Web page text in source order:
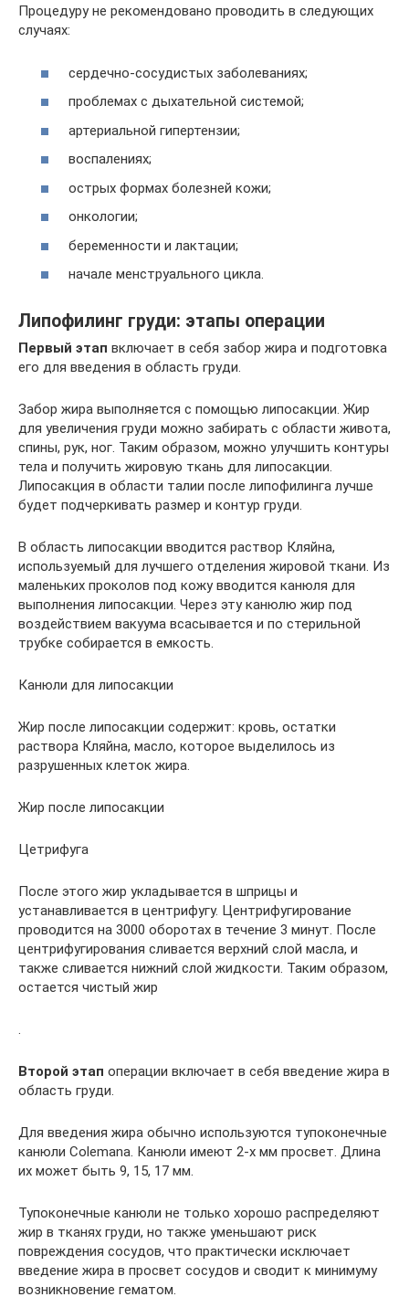
Процедуру не рекомендовано проводить в следующих
случаях:
сердечно-сосудистых заболеваниях;
проблемах с дыхательной системой;
артериальной гипертензии;
воспалениях;
острых формах болезней кожи;
онкологии;
беременности и лактации;
начале менструального цикла.
Липофилинг груди: этапы операции
Первый этап включает в себя забор жира и подготовка
его для введения в область груди.
Забор жира выполняется с помощью липосакции. Жир
для увеличения груди можно забирать с области живота,
спины, рук, ног. Таким образом, можно улучшить контуры
тела и получить жировую ткань для липосакции.
Липосакция в области талии после липофилинга лучше
будет подчеркивать размер и контур груди.
В область липосакции вводится раствор Кляйна,
используемый для лучшего отделения жировой ткани. Из
маленьких проколов под кожу вводится канюля для
выполнения липосакции. Через эту канюлю жир под
воздействием вакуума всасывается и по стерильной
трубке собирается в емкость.
Канюли для липосакции
Жир после липосакции содержит: кровь, остатки
раствора Кляйна, масло, которое выделилось из
разрушенных клеток жира.
Жир после липосакции
Цетрифуга
После этого жир укладывается в шприцы и
устанавливается в центрифугу. Центрифугирование
проводится на 3000 оборотах в течение 3 минут. После
центрифугирования сливается верхний слой масла, и
также сливается нижний слой жидкости. Таким образом,
остается чистый жир
.
Второй этап операции включает в себя введение жира в
область груди.
Для введения жира обычно используются тупоконечные
канюли Colemanа. Канюли имеют 2-х мм просвет. Длина
их может быть 9, 15, 17 мм.
Тупоконечные канюли не только хорошо распределяют
жир в тканях груди, но также уменьшают риск
повреждения сосудов, что практически исключает
введение жира в просвет сосудов и сводит к минимуму
возникновение гематом.